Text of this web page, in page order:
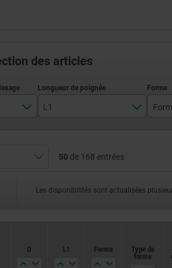
des articles
L1
31,1
50 de 168 entrées
Les disponibilités sont actualisées
D
L1 Forme Type de
forme
D
L1 Forme Type de
forme